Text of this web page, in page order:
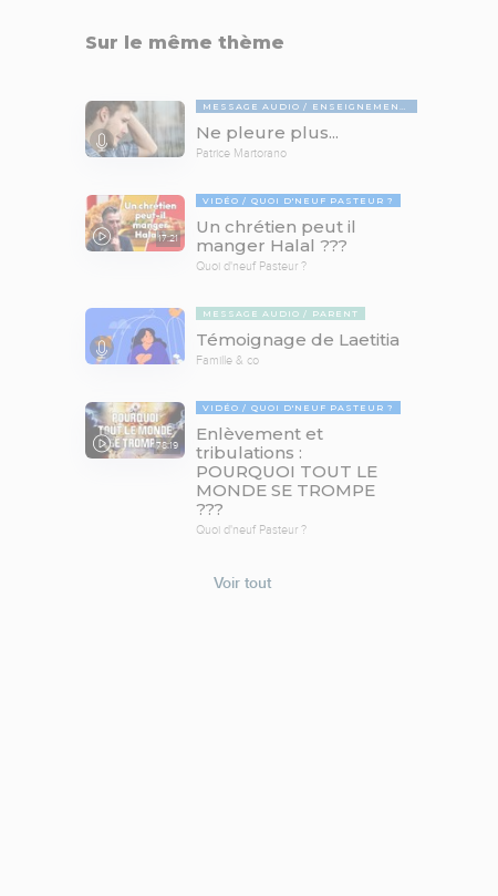
Sur le même thème
MESSAGE AUDIO ENSEIGNEMENTS BIBLIQUES
Ne pleure plus...
Patrice Martorano
17:21
VIDÉO QUOI D'NEUF PASTEUR ?
Un chrétien peut il
manger Halal ???
Quoi d'neuf Pasteur ?
MESSAGE AUDIO PARENT
Témoignage de Laetitia
Famille & co
78:19
VIDÉO QUOI D'NEUF PASTEUR ?
Enlèvement et
tribulations :
POURQUOI TOUT LE
MONDE SE TROMPE
???
Quoi d'neuf Pasteur ?
Voir tout